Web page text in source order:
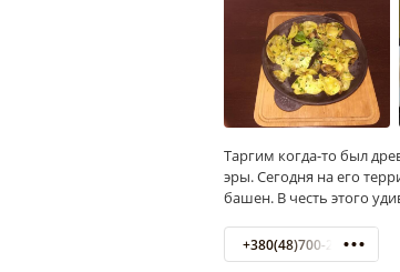
Таргим когда-то был
эры. Сегодня на его
башен. В честь этого
+380(48)700-28-91